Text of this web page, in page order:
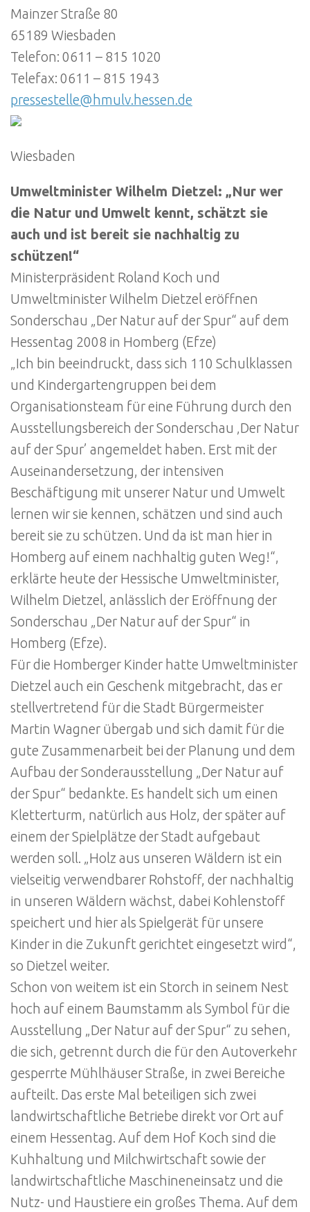
Mainzer Straße 80
65189 Wiesbaden
Telefon: 0611 – 815 1020
Telefax: 0611 – 815 1943
pressestelle@hmulv.hessen.de
Wiesbaden
Umweltminister Wilhelm Dietzel: „Nur wer
die Natur und Umwelt kennt, schätzt sie
auch und ist bereit sie nachhaltig zu
schützen!“
Ministerpräsident Roland Koch und
Umweltminister Wilhelm Dietzel eröffnen
Sonderschau „Der Natur auf der Spur“ auf dem
Hessentag 2008 in Homberg (Efze)
„Ich bin beeindruckt, dass sich 110 Schulklassen
und Kindergartengruppen bei dem
Organisationsteam für eine Führung durch den
Ausstellungsbereich der Sonderschau ‚Der Natur
auf der Spur’ angemeldet haben. Erst mit der
Auseinandersetzung, der intensiven
Beschäftigung mit unserer Natur und Umwelt
lernen wir sie kennen, schätzen und sind auch
bereit sie zu schützen. Und da ist man hier in
Homberg auf einem nachhaltig guten Weg!“,
erklärte heute der Hessische Umweltminister,
Wilhelm Dietzel, anlässlich der Eröffnung der
Sonderschau „Der Natur auf der Spur“ in
Homberg (Efze).
Für die Homberger Kinder hatte Umweltminister
Dietzel auch ein Geschenk mitgebracht, das er
stellvertretend für die Stadt Bürgermeister
Martin Wagner übergab und sich damit für die
gute Zusammenarbeit bei der Planung und dem
Aufbau der Sonderausstellung „Der Natur auf
der Spur“ bedankte. Es handelt sich um einen
Kletterturm, natürlich aus Holz, der später auf
einem der Spielplätze der Stadt aufgebaut
werden soll. „Holz aus unseren Wäldern ist ein
vielseitig verwendbarer Rohstoff, der nachhaltig
in unseren Wäldern wächst, dabei Kohlenstoff
speichert und hier als Spielgerät für unsere
Kinder in die Zukunft gerichtet eingesetzt wird“,
so Dietzel weiter.
Schon von weitem ist ein Storch in seinem Nest
hoch auf einem Baumstamm als Symbol für die
Ausstellung „Der Natur auf der Spur“ zu sehen,
die sich, getrennt durch die für den Autoverkehr
gesperrte Mühlhäuser Straße, in zwei Bereiche
aufteilt. Das erste Mal beteiligen sich zwei
landwirtschaftliche Betriebe direkt vor Ort auf
einem Hessentag. Auf dem Hof Koch sind die
Kuhhaltung und Milchwirtschaft sowie der
landwirtschaftliche Maschineneinsatz und die
Nutz- und Haustiere ein großes Thema. Auf dem